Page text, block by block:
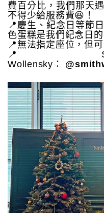
費百分比，我們那天
不得少給服務費😆！
📍慶生、紀念日等節
色蛋糕是我們紀念日
📍無法指定座位，但
Wollensky：